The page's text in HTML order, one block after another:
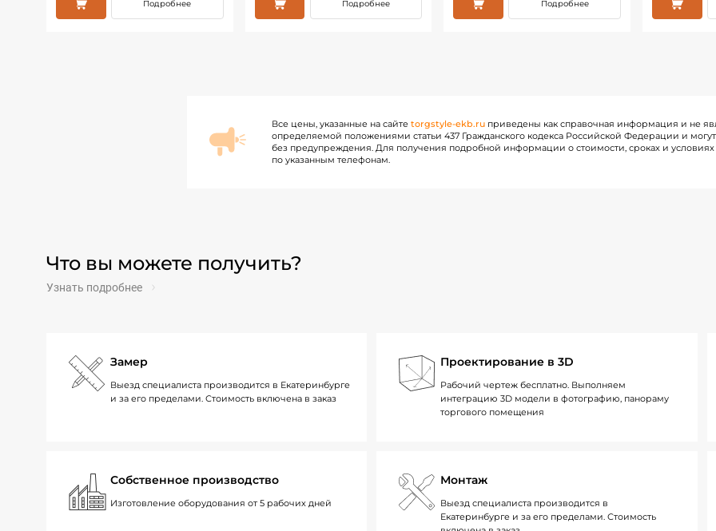
Подробнее Подробнее Подробнее
Все цены, указанные на сайте torgstyle-ekb.ru приведены как справочная информация и не
определяемой положениями статьи 437 Гражданского кодекса Российской Федерации и
без предупреждения. Для получения подробной информации о стоимости, сроках и условиях
по указанным телефонам.
Что вы можете получить?
Узнать подробнее
Замер
Выезд специалиста производится в Екатеринбурге
и за его пределами. Стоимость включена в заказ
Проектирование в 3D
Рабочий чертеж бесплатно. Выполняем
интеграцию 3D модели в фотографию, панораму
торгового помещения
Собственное производство
Изготовление оборудования от 5 рабочих дней
Монтаж
Выезд специалиста производится в
Екатеринбурге и за его пределами. Стоимость